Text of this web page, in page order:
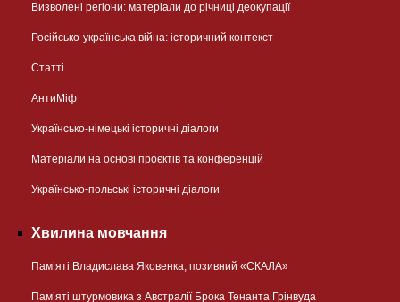
Визволені регіони: матеріали до річниці деокупації
Російсько-українська війна: історичний контекст
Статті
АнтиМіф
Українсько-німецькі історичні діалоги
Матеріали на основі проєктів та конференцій
Українсько-польські історичні діалоги
Хвилина мовчання
Пам’яті Владислава Яковенка, позивний «СКАЛА»
Пам’яті штурмовика з Австралії Брока Тенанта Грінвуда